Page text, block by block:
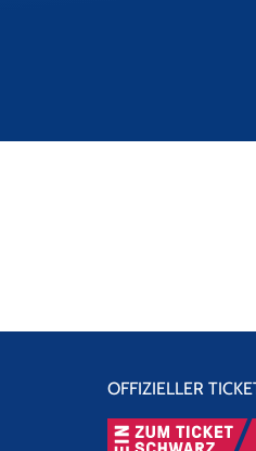
OFFIZIELLER